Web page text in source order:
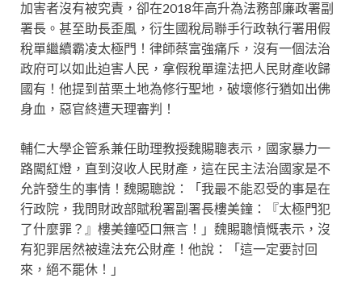
加害者沒有被究責，卻在2018年高升為法務部廉政署副
署長。甚至助長歪風，衍生國稅局聯手行政執行署用假
稅單繼續霸凌太極門！律師蔡富強痛斥，沒有一個法治
政府可以如此迫害人民，拿假稅單違法把人民財產收歸
國有！他提到苗栗土地為修行聖地，破壞修行猶如出佛
身血，惡官終遭天理審判！
輔仁大學企管系兼任助理教授魏賜聰表示，國家暴力一
路闖紅燈，直到沒收人民財產，這在民主法治國家是不
允許發生的事情！魏賜聰說：「我最不能忍受的事是在
行政院，我問財政部賦稅署副署長樓美鐘：『太極門犯
了什麼罪？』樓美鐘啞口無言！」魏賜聰憤慨表示，沒
有犯罪居然被違法充公財產！他說：「這一定要討回
來，絕不罷休！」